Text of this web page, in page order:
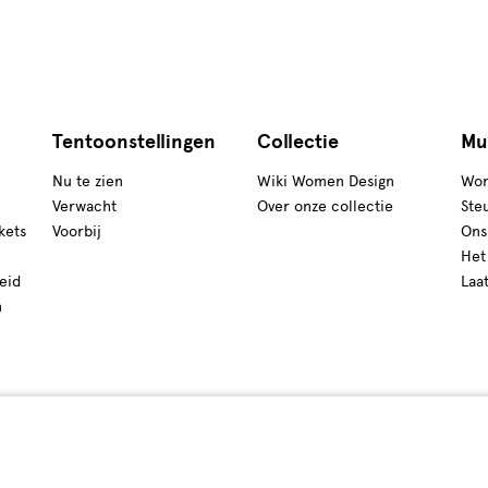
Tentoonstellingen
Nu te zien
Verwacht
Voorbij
Collectie
Wiki Women Design
Over onze collectie